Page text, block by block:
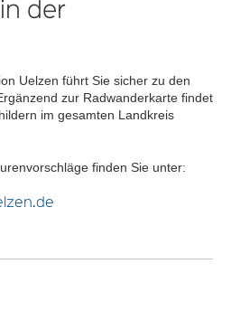
der
Uelzen führt Sie sicher zu den
zur Radwanderkarte findet
im gesamten Landkreis
finden Sie unter: